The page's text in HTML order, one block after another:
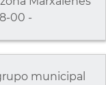
00 -
municipal